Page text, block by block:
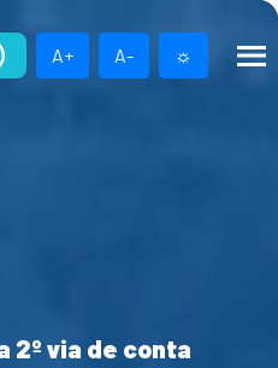
A+ A- ☼
2º via de conta